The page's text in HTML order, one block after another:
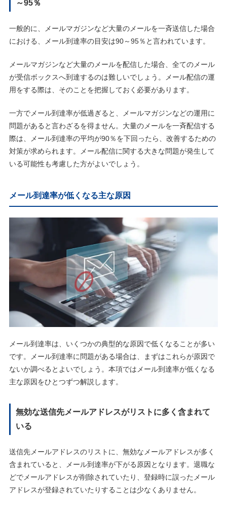
～95％
一般的に、メールマガジンなど大量のメールを一斉送信した場合
における、メール到達率の目安は90～95％と言われています。
メールマガジンなど大量のメールを配信した場合、全てのメール
が受信ボックスへ到達するのは難しいでしょう。メール配信の運
用をする際は、そのことを把握しておく必要があります。
一方でメール到達率が低過ぎると、メールマガジンなどの運用に
問題があると言わざるを得ません。大量のメールを一斉配信する
際は、メール到達率の平均が90％を下回ったら、改善するための
対策が求められます。メール配信に関する大きな問題が発生して
いる可能性も考慮した方がよいでしょう。
メール到達率が低くなる主な原因
メール到達率は、いくつかの典型的な原因で低くなることが多い
です。メール到達率に問題がある場合は、まずはこれらが原因で
ないか調べるとよいでしょう。本項ではメール到達率が低くなる
主な原因をひとつずつ解説します。
無効な送信先メールアドレスがリストに多く含まれて
いる
送信先メールアドレスのリストに、無効なメールアドレスが多く
含まれていると、メール到達率が下がる原因となります。退職な
どでメールアドレスが削除されていたり、登録時に誤ったメール
アドレスが登録されていたりすることは少なくありません。